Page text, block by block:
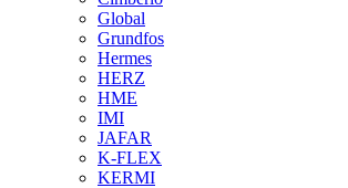
Global
Grundfos
Hermes
HERZ
HME
IMI
JAFAR
K-FLEX
KERMI